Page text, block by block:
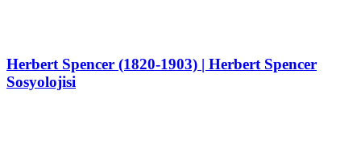
Herbert Spencer (1820-1903) | Herbert Spencer
Sosyolojisi